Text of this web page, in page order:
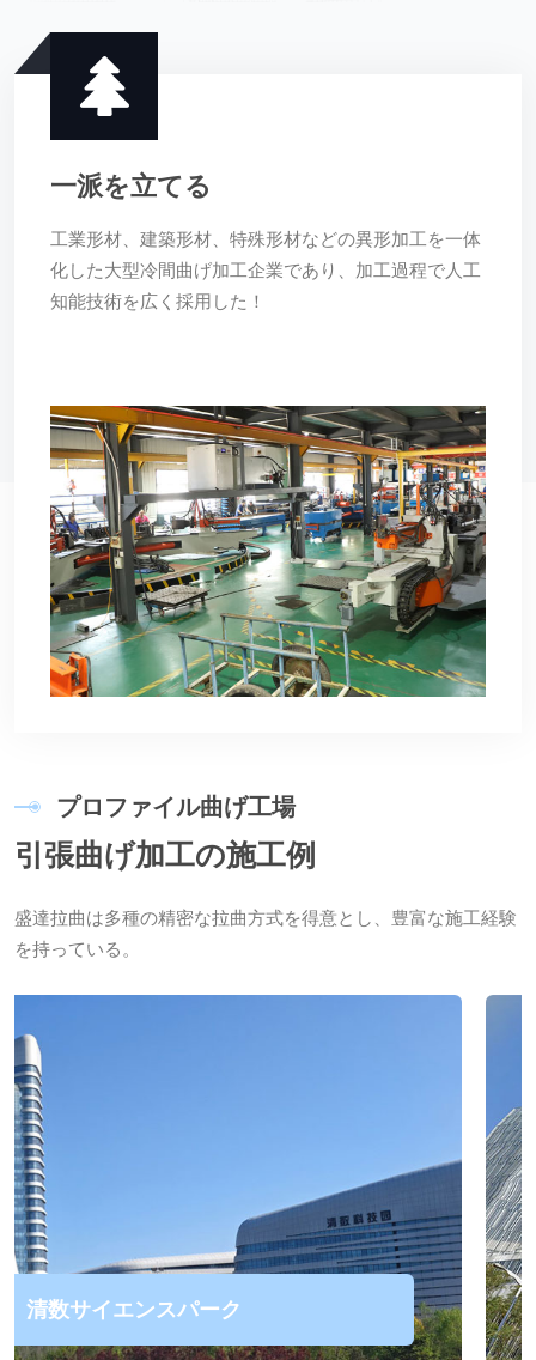
工夫を凝らして作る
加工中は彫刻を精緻にし、精進するという制作理念を
受け継ぎ、厳格で、忍耐強く、集中し、仕事を敬うと
いう「職人精神」を持っている。高い基準、厳しい要
プロ フ ァイル曲げ工場
引 張曲げ加工の施工例
盛達拉曲は多種の精密な拉曲方式を得意とし、豊富な施工経験
を持っている。
台湾グローバル生命ビル